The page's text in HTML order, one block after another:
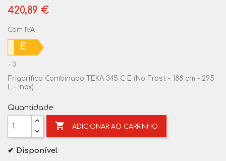
420,89 €
Com IVA
E
3
Frigorífico Combinado TEKA 345 C E (No Frost - 188 cm - 295
L - Inox)
Quantidade
 ADICIONAR AO CARRINHO
✔ Disponível